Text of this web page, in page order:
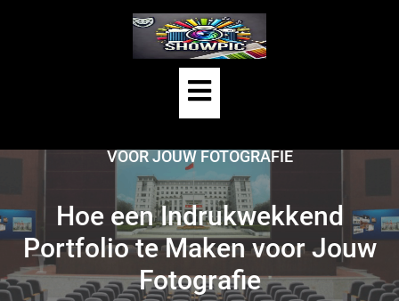
Open
Button
VOOR JOUW FOTOGRAFIE
Hoe een Indrukwekkend
Portfolio te Maken voor Jouw
Fotografie